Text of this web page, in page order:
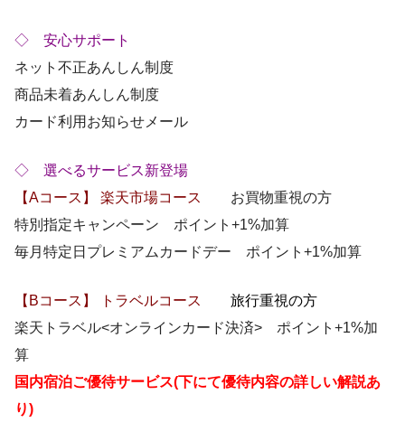
◇ 安心サポート
ネット不正あんしん制度
商品未着あんしん制度
カード利用お知らせメール
◇ 選べるサービス新登場
【Aコース】 楽天市場コース
お買物重視の方
特別指定キャンペーン ポイント+1%加算
毎月特定日プレミアムカードデー ポイント+1%加算
【Bコース】 トラベルコース
旅行重視の方
楽天トラベル<オンラインカード決済> ポイント+1%加
算
国内宿泊ご優待サービス(下にて優待内容の詳しい解説あ
り)